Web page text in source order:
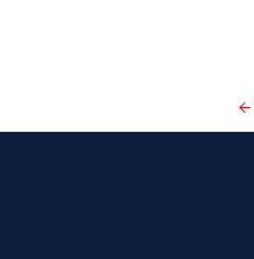
←